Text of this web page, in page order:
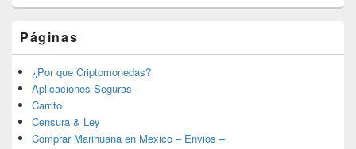
Páginas
¿Por que Criptomonedas?
Aplicaciones Seguras
Carrito
Censura & Ley
Comprar Marihuana en Mexico – Envios –